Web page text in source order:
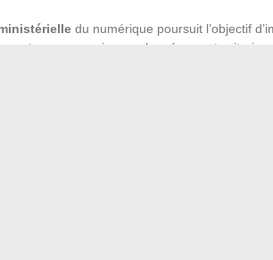
du numérique poursuit l’objectif
en synergie avec les réseaux